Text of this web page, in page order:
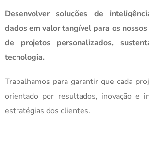
Desenvolver soluções de
dados em valor tangível para os
de projetos personalizados,
tecnologia.
Trabalhamos para garantir que cada
orientado por resultados, inovação e
estratégias dos clientes.